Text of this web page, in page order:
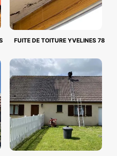
FUITE DE TOITURE YVELINES 78